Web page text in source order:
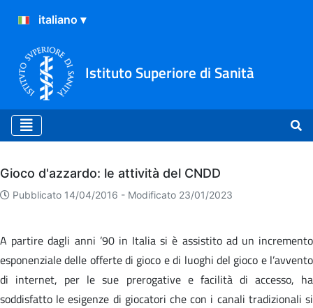
Istituto Superiore di Sanità
Archivio
Gioco d'azzardo: le attività del CNDD
Pubblicato 14/04/2016 - Modificato 23/01/2023
A partire dagli anni ’90 in Italia si è assistito ad un incremento
esponenziale delle offerte di gioco e di luoghi del gioco e l’avvento
di internet, per le sue prerogative e facilità di accesso, ha
soddisfatto le esigenze di giocatori che con i canali tradizionali si